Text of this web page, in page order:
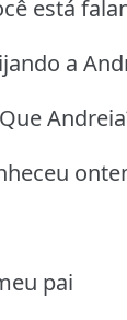
está
a
pai